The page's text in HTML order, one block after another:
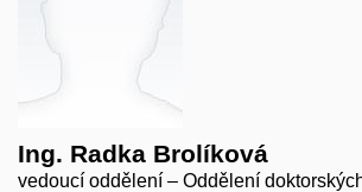
Ing. Radka Brolíková
vedoucí oddělení – Oddělení